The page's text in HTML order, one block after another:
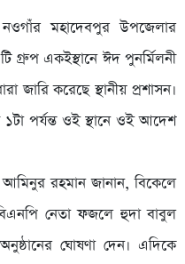
নওগাঁর মহাদেবপুর উপজেলার
গ্রুপ একইস্থানে ঈদ পুনর্মিলনী
জারি করেছে স্থানীয় প্রশাসন।
পর্যন্ত ওই স্থানে ওই আদেশ
আমিনুর রহমান জানান, বিকেলে
নেতা ফজলে হুদা বাবুল
ঘোষণা দেন। এদিকে